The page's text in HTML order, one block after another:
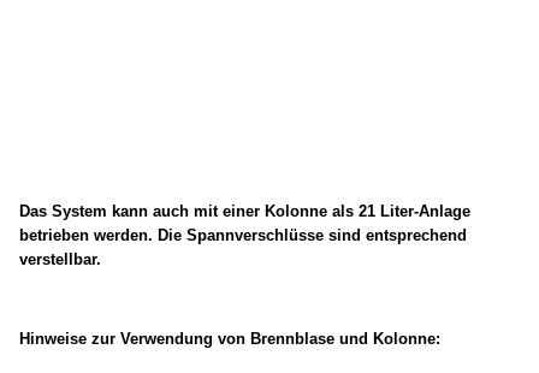
Das System kann auch mit einer Kolonne als 21 Liter-Anlage
betrieben werden. Die Spannverschlüsse sind entsprechend
verstellbar.
Hinweise zur Verwendung von Brennblase und Kolonne: